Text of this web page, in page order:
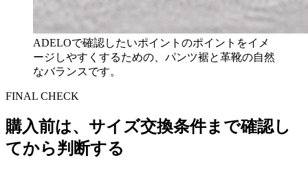
ADELOで確認したいポイントのポイントをイメ
ージしやすくするための、パンツ裾と革靴の自然
なバランスです。
FINAL CHECK
購入前は、サイズ交換条件まで確認し
てから判断する